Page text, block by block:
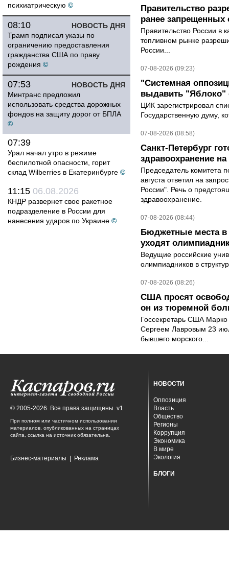
психиатрическую ©
НОВОСТЬ ДНЯ
08:10
Трамп подписал указы по
ограничению предоставления
гражданства США по праву
рождения ©
НОВОСТЬ ДНЯ
07:53
Минтранс предложил
использовать средства дорожных
фондов на защиту дорог от БПЛА
©
07:39
Урал начал утро в режиме
беспилотной опасности, горит
склад Wilberries в Екатеринбурге ©
11:15 06.08.2026
КНДР развернет свое ракетное
подразделение в России для
нанесения ударов по Украине ©
Правительство
ранее запрещенных
Правительство России в
топливном рынке
России...
07-08-2026 (09:23)
"Системная
выдавить "Яблоко"
ЦИК зарегистрировал
Государственную думу,
07-08-2026 (08:58)
Санкт-Петербург
здравоохранение на
Председатель комитета
августа ответил на
России". Речь о
здравоохранение.
07-08-2026 (08:44)
Бюджетные места в
уходят
Ведущие российские
олимпиадников в
07-08-2026 (08:26)
США просят
он из тюремной
Госсекретарь США
Сергеем Лавровым 23
бывшего морского...
© 2005-2026. Все права защищены. v1
При полном или частичном использовании
материалов, опубликованных на страницах
сайта, ссылка на источник обязательна.
Бизнес-материалы Реклама
НОВОСТИ
Оппозиция
Власть
Общество
Регионы
Коррупция
Экономика
В мире
Экология
БЛОГИ